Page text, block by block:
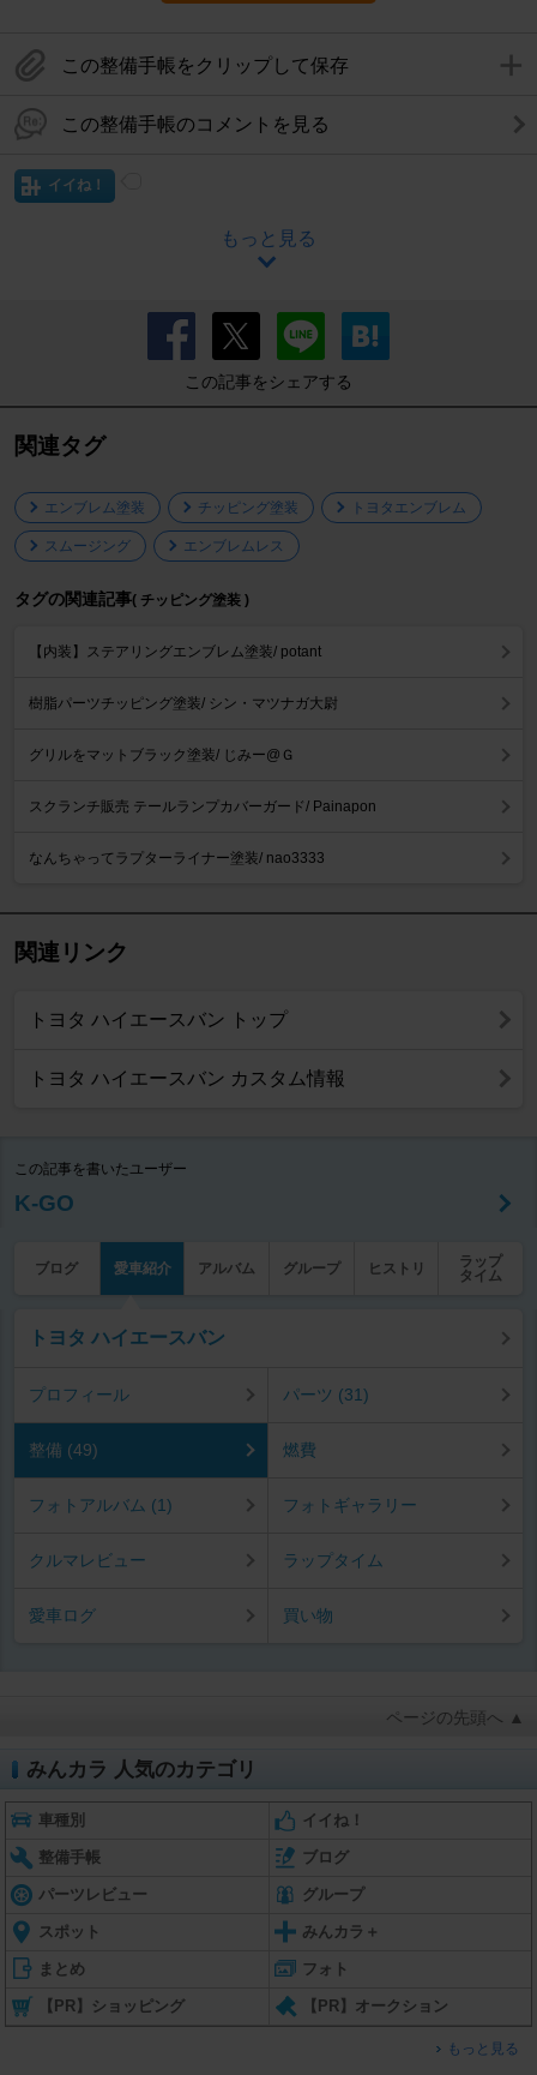
この整備手帳をクリップして保存
この整備手帳のコメントを見る
イイね！
もっと見る
この記事をシェアする
関連タグ
エンブレム塗装 チッピング塗装 トヨタエンブレム
スムージング エンブレムレス
タグの関連記事( チッピング塗装 )
【内装】ステアリングエンブレム塗装/ potant
樹脂パーツチッピング塗装/ シン・マツナガ大尉
グリルをマットブラック塗装/ じみー@Ｇ
スクランチ販売 テールランプカバーガード/ Painapon
なんちゃってラプターライナー塗装/ nao3333
関連リンク
トヨタ ハイエースバン トップ
トヨタ ハイエースバン カスタム情報
この記事を書いたユーザー
K-GO
ブログ 愛車紹介 アルバム グループ ヒストリ
ラップ
タイム
トヨタ ハイエースバン
プロフィール パーツ (31)
整備 (49) 燃費
フォトアルバム (1) フォトギャラリー
クルマレビュー ラップタイム
愛車ログ 買い物
ページの先頭へ ▲
みんカラ 人気のカテゴリ
車種別 イイね！
整備手帳 ブログ
パーツレビュー グループ
スポット みんカラ＋
まとめ フォト
【PR】ショッピング 【PR】オークション
もっと見る